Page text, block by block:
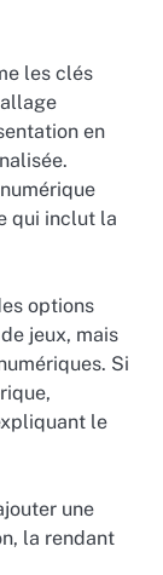
les clés
en
qui inclut la
options
jeux, mais
Si
le
une
la rendant